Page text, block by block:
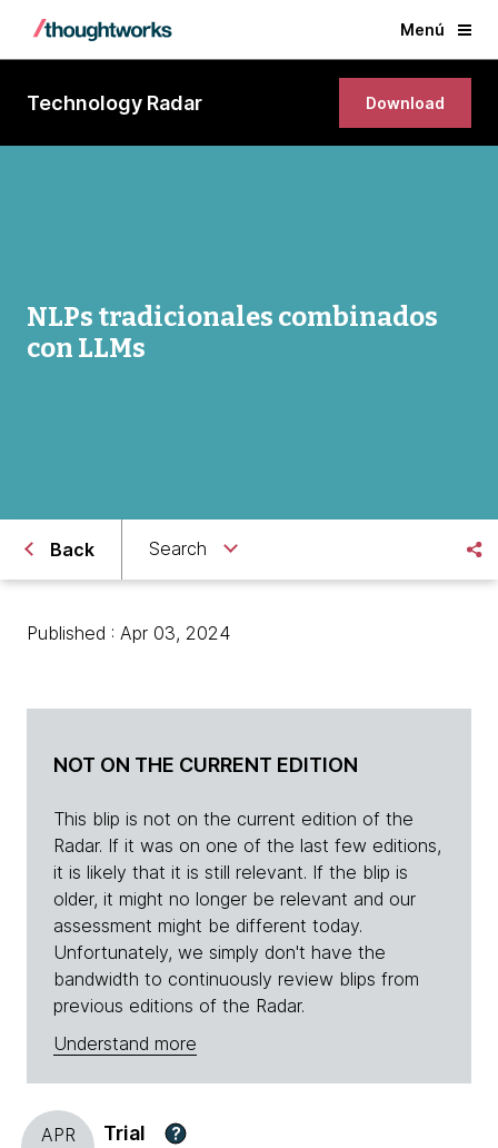
Menú
Technology Radar Download
NLPs tradicionales combinados
con LLMs
Back Search
Published : Apr 03, 2024
NOT ON THE CURRENT EDITION
This blip is not on the current edition of the
Radar. If it was on one of the last few editions,
it is likely that it is still relevant. If the blip is
older, it might no longer be relevant and our
assessment might be different today.
Unfortunately, we simply don't have the
bandwidth to continuously review blips from
previous editions of the Radar.
Understand more
APR
Trial ?